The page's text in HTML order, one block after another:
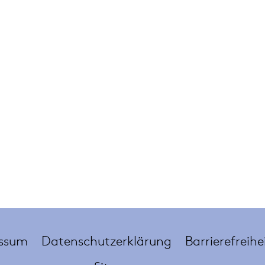
Datenschutzerklärung